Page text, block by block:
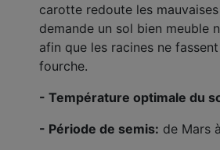
carotte redoute les
demande un sol bien meuble
afin que les racines ne
fourche.
- Température optimale du
- Période de semis: de Mars